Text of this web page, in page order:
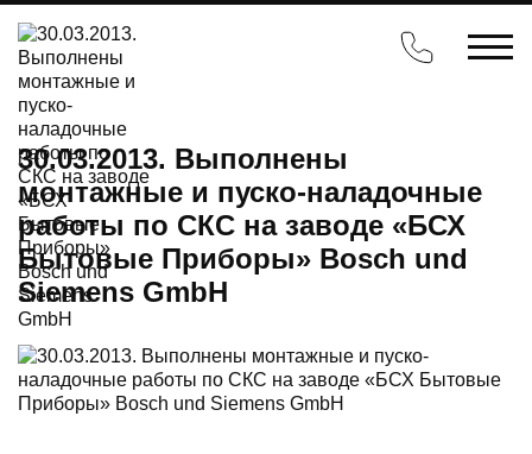
30.03.2013. Выполнены
монтажные и пуско-наладочные
работы по СКС на заводе «БСХ
Бытовые Приборы» Bosch und
Siemens GmbH